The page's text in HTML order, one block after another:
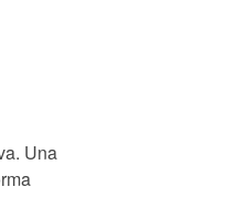
Una